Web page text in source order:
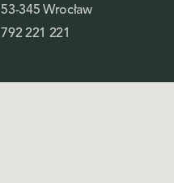
53-345 Wrocław
792 221 221